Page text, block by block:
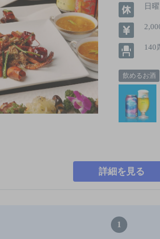
日曜
140
飲めるお酒
詳細を見る
1